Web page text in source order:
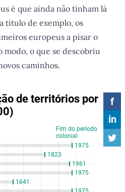
é que ainda não tinham lá
título de exemplo, os
europeus a pisar o
modo, o que se descobriu
caminhos.